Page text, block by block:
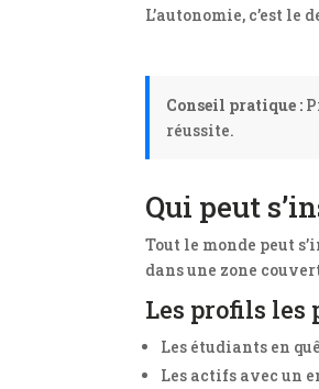
L’autonomie, c’est le
Conseil pratique :
réussite.
Qui peut
Tout le monde peut
dans une zone
Les profils les
Les étudiants en
Les actifs avec un